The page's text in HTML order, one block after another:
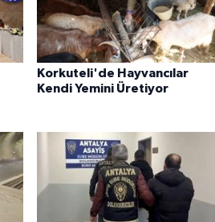
Korkuteli'de Hayvancılar
Kendi Yemini Üretiyor